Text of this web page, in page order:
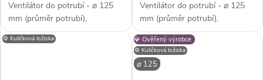
Ventilátor do potrubí - ⌀ 125
mm (průměr potrubí),
diagonální konstrukce,s vyšším
výkonem, dvouotáčkový,
Ventilátor do potrubí - ⌀ 125
mm (průměr potrubí),
diagonální konstrukce, s
časovým doběhem,
dvouotáčkový, kuličková
ložiska, průtok vzduchu 220 /
⚙️ Kuličková ložiska
⚙️ Kuličková ložiska
⌀ 125
💎 Ověřený výrobce